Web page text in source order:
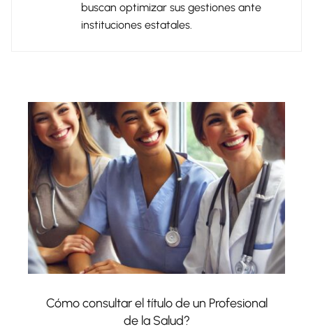
buscan optimizar sus gestiones ante
instituciones estatales.
Cómo consultar el título de un Profesional
de la Salud?